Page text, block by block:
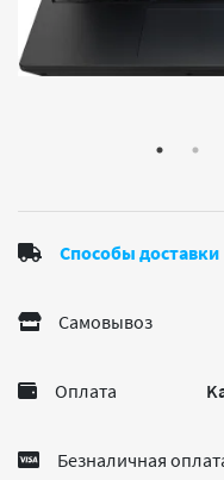
Способы доставки
Самовывоз
Оплата
Безналичная